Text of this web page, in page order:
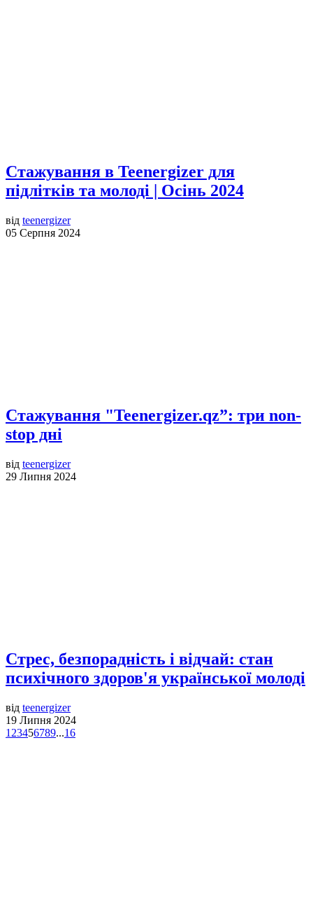
Стажування в Teenergizer для
підлітків та молоді | Осінь 2024
від teenergizer
05 Серпня 2024
Стажування "Teenergizer.qz”: три non-
stop дні
від teenergizer
29 Липня 2024
Стрес, безпорадність і відчай: стан
психічного здоров'я української молоді
від teenergizer
19 Липня 2024
1 23456789...16